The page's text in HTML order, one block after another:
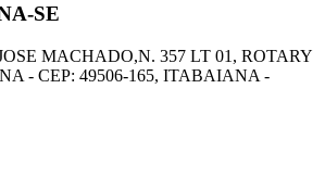
SE
MACHADO,N. 357 LT 01, ROTARY
- CEP: 49506-165, ITABAIANA -